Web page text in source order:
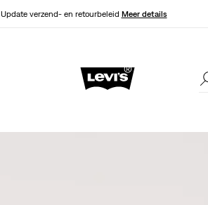
Update verzend- en retourbeleid Meer details
Update verzend- en retourbeleidMeer details